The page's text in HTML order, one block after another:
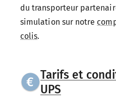
du transporteur
simulation sur notre
colis.
Tarifs et
UPS